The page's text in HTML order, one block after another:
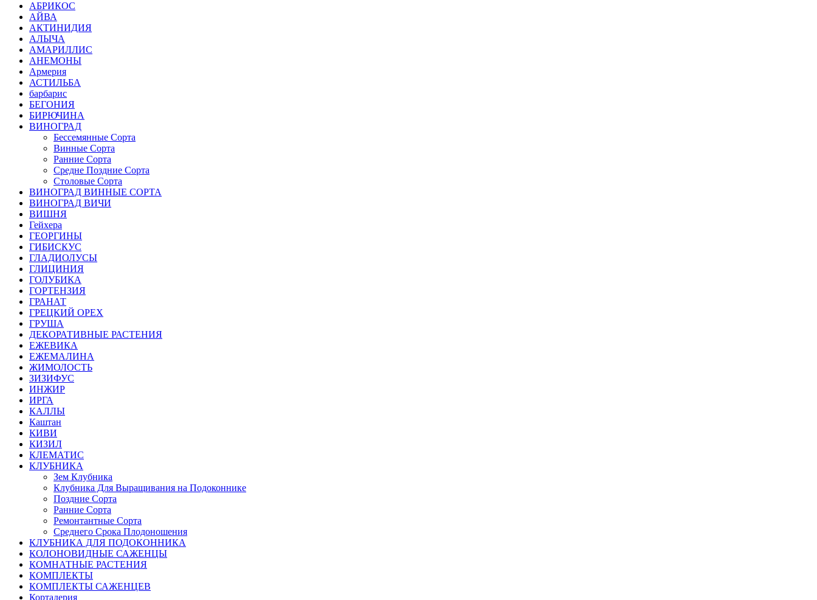
АБРИКОС
АЙВА
АКТИНИДИЯ
АЛЫЧА
АМАРИЛЛИС
АНЕМОНЫ
Армерия
АСТИЛЬБА
барбарис
БЕГОНИЯ
БИРЮЧИНА
ВИНОГРАД
Бессемянные Сорта
Винные Сорта
Ранние Сорта
Средне Поздние Сорта
Столовые Сорта
ВИНОГРАД ВИННЫЕ СОРТА
ВИНОГРАД ВИЧИ
ВИШНЯ
Гейхера
ГЕОРГИНЫ
ГИБИСКУС
ГЛАДИОЛУСЫ
ГЛИЦИНИЯ
ГОЛУБИКА
ГОРТЕНЗИЯ
ГРАНАТ
ГРЕЦКИЙ ОРЕХ
ГРУША
ДЕКОРАТИВНЫЕ РАСТЕНИЯ
ЕЖЕВИКА
ЕЖЕМАЛИНА
ЖИМОЛОСТЬ
ЗИЗИФУС
ИНЖИР
ИРГА
КАЛЛЫ
Каштан
КИВИ
КИЗИЛ
КЛЕМАТИС
КЛУБНИКА
Зем Клубника
Клубника Для Выращивания на Подоконнике
Поздние Сорта
Ранние Сорта
Ремонтантные Сорта
Среднего Срока Плодоношения
КЛУБНИКА ДЛЯ ПОДОКОННИКА
КОЛОНОВИДНЫЕ САЖЕНЦЫ
КОМНАТНЫЕ РАСТЕНИЯ
КОМПЛЕКТЫ
КОМПЛЕКТЫ САЖЕНЦЕВ
Кортадерия